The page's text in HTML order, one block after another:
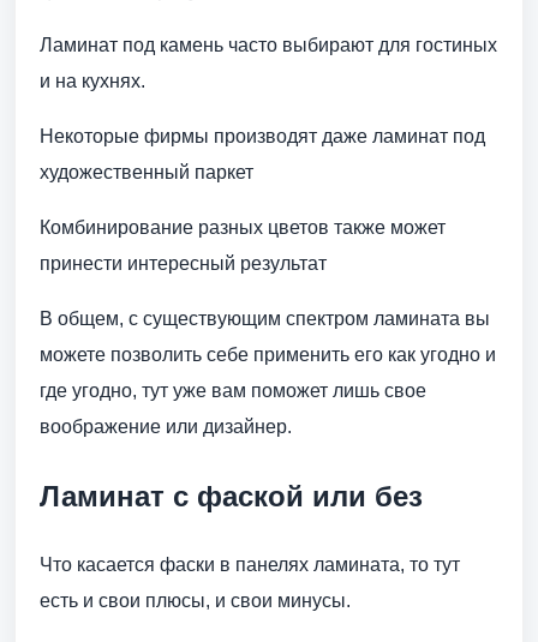
Ламинат под камень часто выбирают для гостиных
и на кухнях.
Некоторые фирмы производят даже ламинат под
художественный паркет
Комбинирование разных цветов также может
принести интересный результат
В общем, с существующим спектром ламината вы
можете позволить себе применить его как угодно и
где угодно, тут уже вам поможет лишь свое
воображение или дизайнер.
Ламинат с фаской или без
Что касается фаски в панелях ламината, то тут
есть и свои плюсы, и свои минусы.